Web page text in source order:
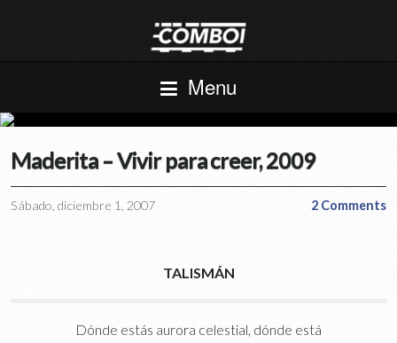
Menu
Maderita – Vivir para creer, 2009
Sábado, diciembre 1, 2007 2 Comments
TALISMÁN
Dónde estás aurora celestial, dónde está